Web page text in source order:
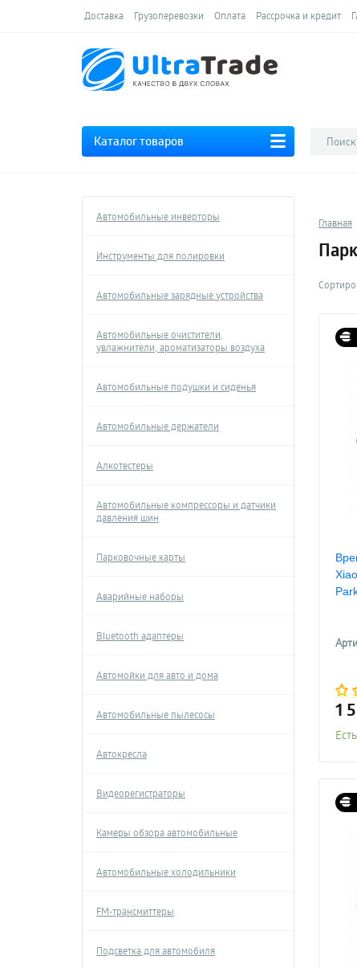
Доставка Грузоперевозки Оплата Рассрочка и кредит
Каталог товаров
Автомобильные инверторы
Инструменты для полировки
Автомобильные зарядные устройства
Автомобильные очистители,
увлажнители, ароматизаторы воздуха
Автомобильные подушки и сиденья
Автомобильные держатели
Алкотестеры
Автомобильные компрессоры и датчики
давления шин
Парковочные карты
Аварийные наборы
Bluetooth адаптеры
Автомойки для авто и дома
Автомобильные пылесосы
Автокресла
Видеорегистраторы
Камеры обзора автомобильные
Автомобильные холодильники
FM-трансмиттеры
Подсветка для автомобиля
Главная
1